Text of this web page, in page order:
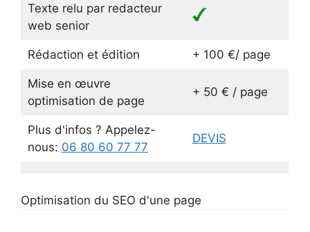
Texte relu par redacteur
web senior
Rédaction et édition + 100 €/ page
Mise en œuvre
optimisation de page
+ 50 € / page
Plus d'infos ? Appelez-
nous: 06 80 60 77 77
DEVIS
Optimisation du SEO d'une page